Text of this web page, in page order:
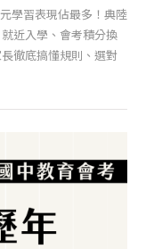
學習表現佔最多！典陸
近入學、會考積分換
徹底搞懂規則、選對